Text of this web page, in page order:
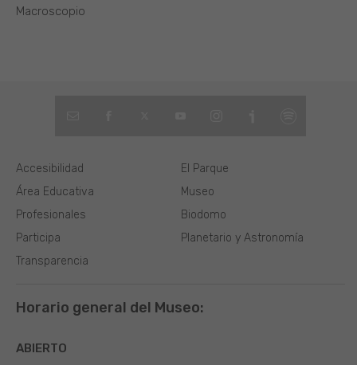
Macroscopio
El Parque
Museo
Biodomo
Planetario y Astronomía
Área Educativa
Profesionales
Participa
Transparencia
Accesibilidad
Horario general del Museo:
ABIERTO